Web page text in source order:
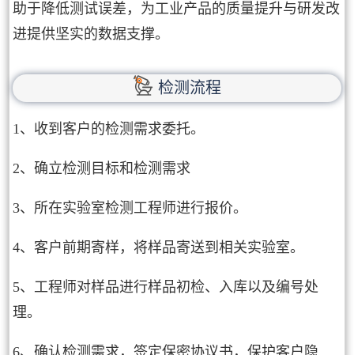
助于降低测试误差，为工业产品的质量提升与研发改
进提供坚实的数据支撑。
检测流程
1、收到客户的检测需求委托。
2、确立检测目标和检测需求
3、所在实验室检测工程师进行报价。
4、客户前期寄样，将样品寄送到相关实验室。
5、工程师对样品进行样品初检、入库以及编号处
理。
6、确认检测需求，签定保密协议书，保护客户隐